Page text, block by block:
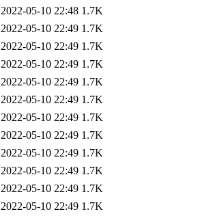
2022-05-10 22:48 1.7K
2022-05-10 22:49 1.7K
2022-05-10 22:49 1.7K
2022-05-10 22:49 1.7K
2022-05-10 22:49 1.7K
2022-05-10 22:49 1.7K
2022-05-10 22:49 1.7K
2022-05-10 22:49 1.7K
2022-05-10 22:49 1.7K
2022-05-10 22:49 1.7K
2022-05-10 22:49 1.7K
2022-05-10 22:49 1.7K